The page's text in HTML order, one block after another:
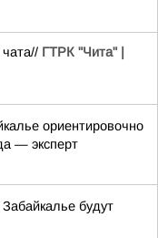
ГТРК "Чита" |
ориентировочно
— эксперт
будут